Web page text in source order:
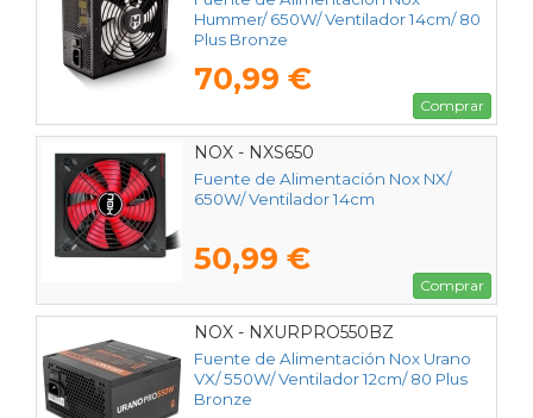
Hummer/ 650W/ Ventilador 14cm/ 80
Plus Bronze
70,99 €
Comprar
NOX - NXS650
Fuente de Alimentación Nox NX/
650W/ Ventilador 14cm
50,99 €
Comprar
NOX - NXURPRO550BZ
Fuente de Alimentación Nox Urano
VX/ 550W/ Ventilador 12cm/ 80 Plus
Bronze